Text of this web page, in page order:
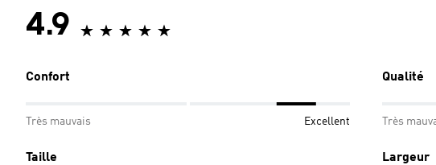
4.9
Confort
Très mauvais Excellent
Qualité
Très
Taille Largeur